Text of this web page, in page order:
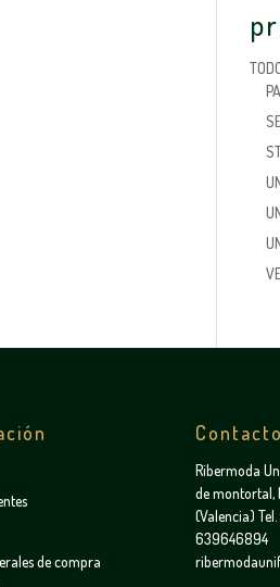
de compra
Ribermoda
de montortal,
(Valencia)
639646894